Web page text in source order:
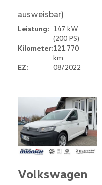
ausweisbar)
Leistung: 147 kW
(200 PS)
Kilometer:121.770
km
EZ:
08/2022
Volkswagen